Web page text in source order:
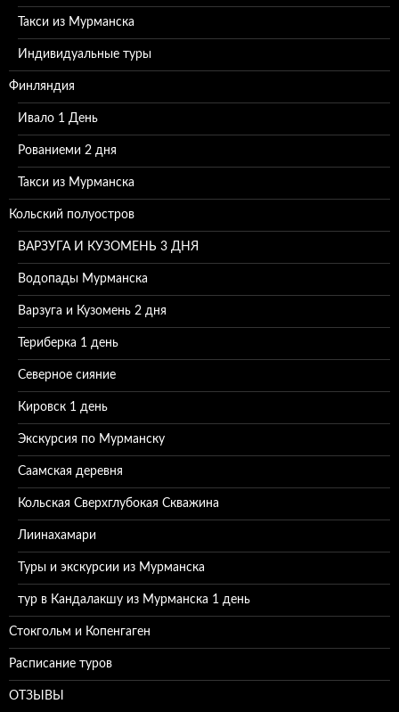
Такси из Мурманска
Индивидуальные туры
Финляндия
Ивало 1 День
Рованиеми 2 дня
Такси из Мурманска
Кольский полуостров
ВАРЗУГА И КУЗОМЕНЬ 3 ДНЯ
Водопады Мурманска
Варзуга и Кузомень 2 дня
Териберка 1 день
Северное сияние
Кировск 1 день
Экскурсия по Мурманску
Саамская деревня
Кольская Сверхглубокая Скважина
Лиинахамари
Туры и экскурсии из Мурманска
тур в Кандалакшу из Мурманска 1 день
Стокгольм и Копенгаген
Расписание туров
ОТЗЫВЫ